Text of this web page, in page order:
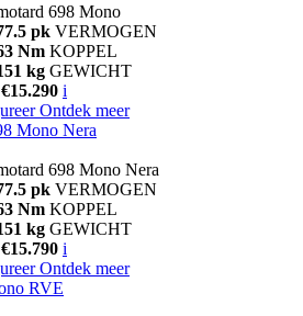
698 Mono
pk VERMOGEN
Nm KOPPEL
kg GEWICHT
i
Ontdek meer
Mono Nera
698 Mono Nera
pk VERMOGEN
Nm KOPPEL
kg GEWICHT
i
Ontdek meer
RVE